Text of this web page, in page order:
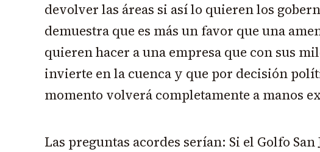
devolver las áreas si así lo quieren los
demuestra que es más un favor que una
quieren hacer a una empresa que con sus
invierte en la cuenca y que por decisión
momento volverá completamente a manos
Las preguntas acordes serían: Si el Golfo San